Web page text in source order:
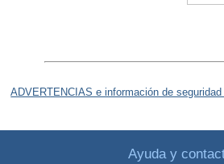
ADVERTENCIAS e información de
Ayuda y